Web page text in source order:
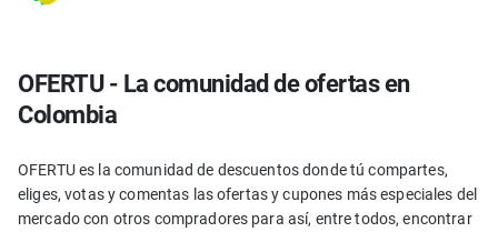
OFERTU - La comunidad de ofertas en
Colombia
OFERTU es la comunidad de descuentos donde tú compartes,
eliges, votas y comentas las ofertas y cupones más especiales del
mercado con otros compradores para así, entre todos, encontrar